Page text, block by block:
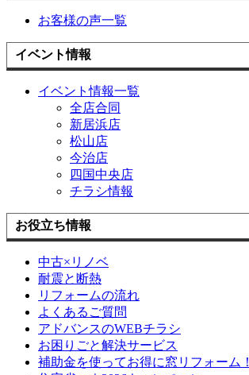
お客様の声一覧
イベント情報
イベント情報一覧
全店合同
新居浜店
松山店
今治店
四国中央店
チラシ情報
お役立ち情報
中古×リノベ
耐震と断熱
リフォームの流れ
よくあるご質問
アドバンスのWEBチラシ
お困りごと解決サービス
補助金を使ってお得に窓リフォーム！